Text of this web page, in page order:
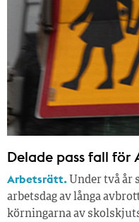
Delade pass fall för
Arbetsrätt. Under två år
arbetsdag av långa
körningarna av